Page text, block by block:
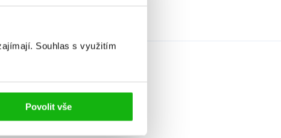
Souhlas s využitím
Povolit vše